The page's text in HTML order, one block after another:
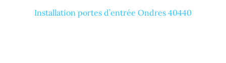
Installation portes d’entrée Ondres 40440